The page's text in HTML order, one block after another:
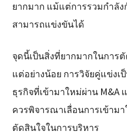
ยากมาก แม้แต่การรวมกำลั
สามารถแข่งขันได้
จุดนี้เป็นสิ่งที่ยากมากในการ
แต่อย่างน้อย การวิจัยคู่แข่งเ
ธุรกิจที่เข้ามาใหม่ผ่าน M&A
ควรพิจารณาเลื่อนการเข้าม
ตัดสินใจในการบริหาร